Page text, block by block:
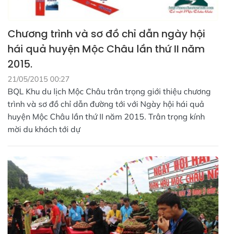
Chương trình và sơ đồ chỉ dẫn ngày hội
hái quả huyện Mộc Châu lần thứ II năm
2015.
21/05/2015 00:27
BQL Khu du lịch Mộc Châu trân trọng giới thiệu chương
trình và sơ đồ chỉ dẫn đường tới với Ngày hội hái quả
huyện Mộc Châu lần thứ II năm 2015. Trân trọng kính
mời du khách tới dự